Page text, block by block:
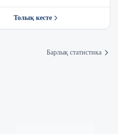
Толық кесте
Барлық статистика